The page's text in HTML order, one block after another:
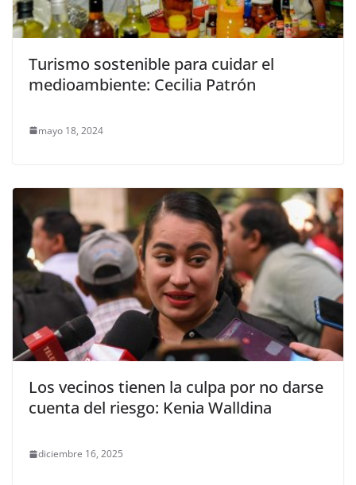
Turismo sostenible para cuidar el
medioambiente: Cecilia Patrón
mayo 18, 2024
Los vecinos tienen la culpa por no darse
cuenta del riesgo: Kenia Walldina
diciembre 16, 2025